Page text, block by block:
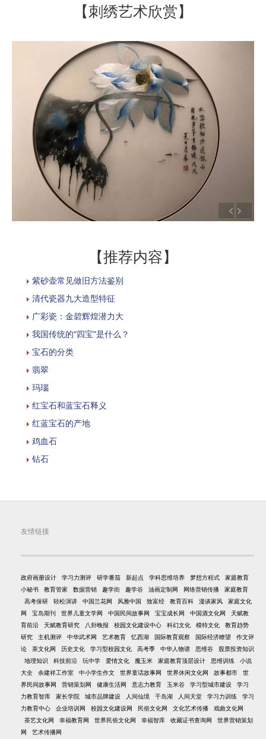
【刺绣艺术欣赏】
【推荐内容】
紫砂壶常见做旧方法鉴别
清代瓷器九大造型特征
广彩瓷：金碧辉煌潜力大
我国传统的“四宝”是什么？
宝石的分类
翡翠
玛瑙
红宝石和蓝宝石释义
红蓝宝石的产地
鸡血石
钻石
友情链接
政府画册设计 学习力测评 研学番茄 新起点 学科思维培养 梦想方程式
家庭教育
小秘书
教育管家 数据营销 趣学街 趣学谷 油画定制网 网络营销传播
家庭教育
高考保研
轻松演讲 中国兰花网 风雅中国 致富经 教育百科 漫谈家风
家庭文化
网
宝岛期刊 世界儿童文学网 中国民间故事网 宝宝成长网 中国酒文化网
天赋教
育前沿
天赋教育研究 八卦晚报 校园文化建设中心 科幻文化 模特文化
教育趋势
研究
主机测评 中华武术网 艺术教育 忆西湖 国际教育观察 国际经济瞭望
作文评
论
茶文化网 历史文化 学习型校园文化 高考季 中华人物谱 思维谷
股票投资知识
地理知识
科技前沿 玩中学 爱情文化 魔玉米 家庭教育顶层设计 思维训练
小说
大全
余建祥工作室 中小学生作文 世界童话故事网 世界休闲文化网 故事都市
世
界民间故事网
营销策划网 健康生活网 意志力教育 玉米谷 学习型城市建设
学习
力教育智库
家长学院 城市品牌建设 人间仙境 千岛湖 人间天堂 学习力训练
学习
力教育中心
企业培训网 校园文化建设网 民俗文化网 文化艺术传播
戏曲文化网
茶艺文化网
幸福教育网 世界民俗文化网 幸福智库 收藏证书查询网
世界营销策划
网
艺术传播网